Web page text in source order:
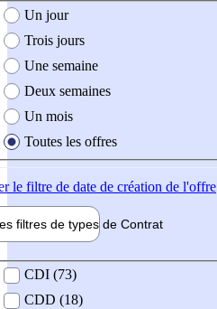
création de l'offre
Un jour
Trois jours
Une semaine
Deux semaines
Un mois
Toutes les offres
le filtre de date de création de l'offre
filtres de types de Contrat
contrat
CDI (73)
CDD (18)